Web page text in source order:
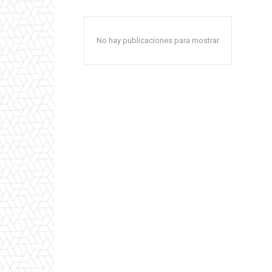
No hay publicaciones para mostrar